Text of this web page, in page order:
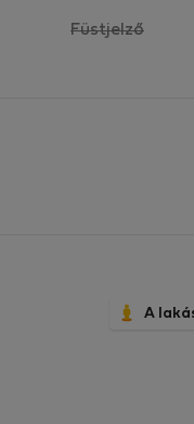
Füstjelző,
A